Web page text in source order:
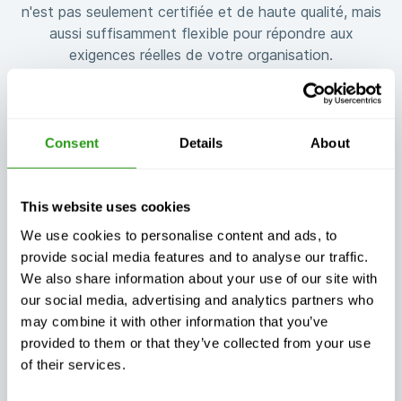
Consent Details About
This website uses cookies
We use cookies to personalise content and ads, to
provide social media features and to analyse our traffic.
We also share information about your use of our site with
our social media, advertising and analytics partners who
may combine it with other information that you’ve
provided to them or that they’ve collected from your use
of their services.
n'est pas seulement certifiée et de haute qualité, mais
aussi suffisamment flexible pour répondre aux
exigences réelles de votre organisation.
garantie, quoi
Toujours certifié,
Une assistance